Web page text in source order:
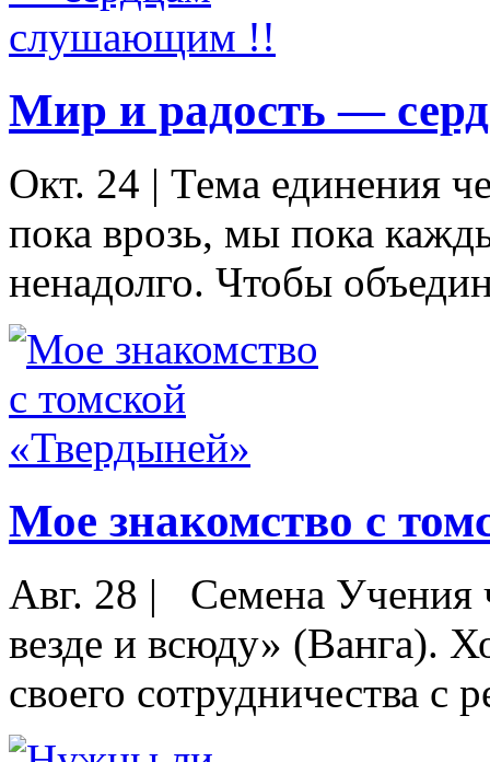
Мир и радость —
Окт. 24 | Тема единения
пока врозь, мы пока
ненадолго. Чтобы
Мое знакомство с
Авг. 28 |
Семена Учения
везде и всюду» (Ванга).
своего сотрудничества с